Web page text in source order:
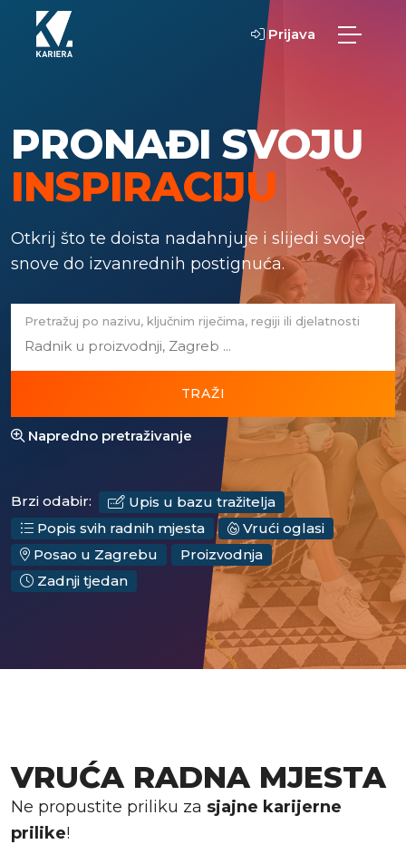
Prijava
PRONAĐI SVOJU
INSPIRACIJU
Otkrij što te doista nadahnjuje i slijedi svoje
snove do izvanrednih postignuća.
Pretražuj po nazivu, ključnim riječima, regiji ili djelatnosti
TRAŽI
Napredno pretraživanje
Brzi odabir:
Upis u bazu tražitelja
Popis svih radnih mjesta
Vrući oglasi
Posao u Zagrebu
Proizvodnja
Zadnji tjedan
VRUĆA RADNA MJESTA
Ne propustite priliku za sjajne karijerne
prilike!